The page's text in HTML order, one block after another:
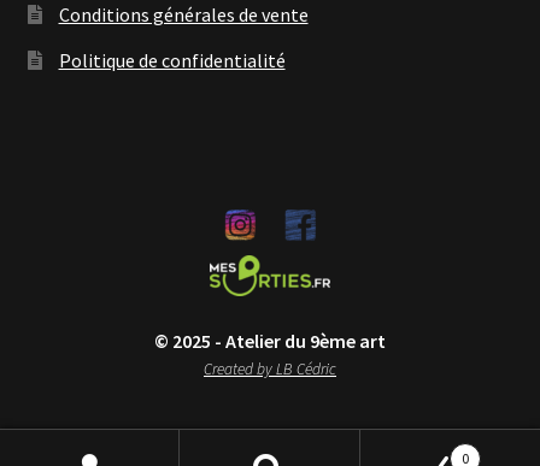
Conditions générales de vente
Politique de confidentialité
© 2025 - Atelier du 9ème art
Created by LB Cédric
0